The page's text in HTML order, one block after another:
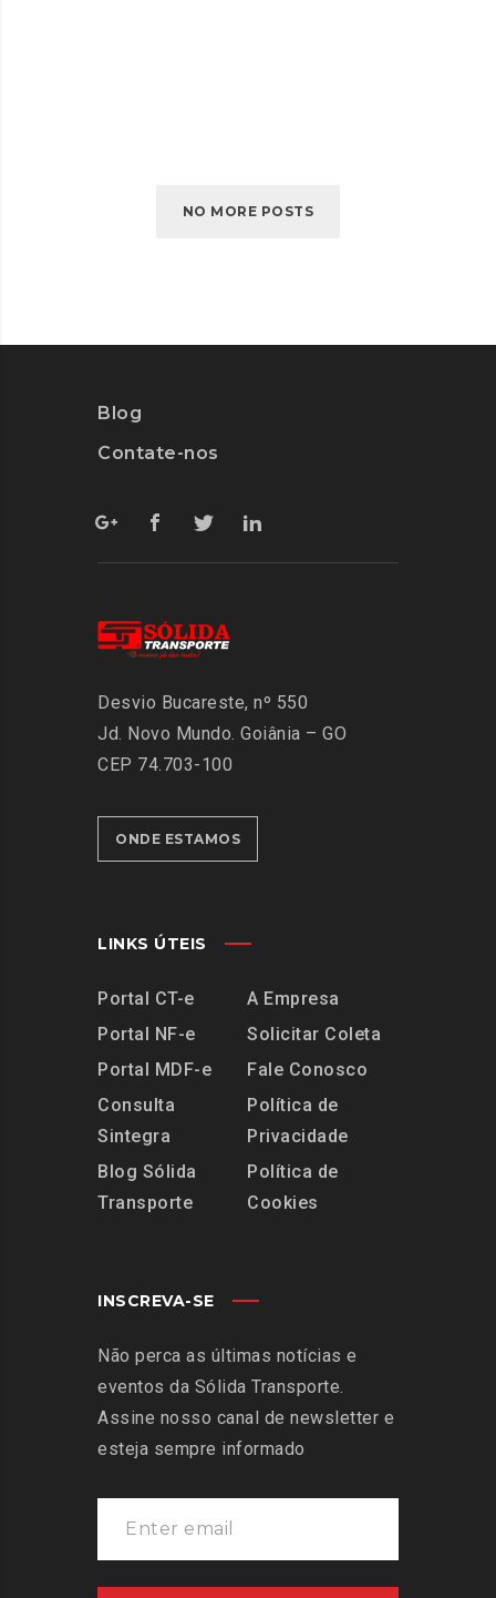
NO MORE POSTS
Blog
Contate-nos
Desvio Bucareste, nº 550
Jd. Novo Mundo. Goiânia – GO
CEP 74.703-100
ONDE ESTAMOS
LINKS ÚTEIS
Portal CT-e
Portal NF-e
Portal MDF-e
Consulta
Sintegra
Blog Sólida
Transporte
A Empresa
Solicitar Coleta
Fale Conosco
Política de
Privacidade
Política de
Cookies
INSCREVA-SE
Não perca as últimas notícias e
eventos da Sólida Transporte.
Assine nosso canal de newsletter e
esteja sempre informado